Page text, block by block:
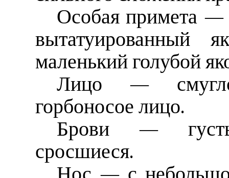
Особая примета —
вытатуированный
маленький голубой
Лицо —
горбоносое лицо.
Брови —
сросшиеся.